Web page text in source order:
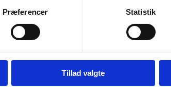
Præferencer Statistik
Tillad valgte